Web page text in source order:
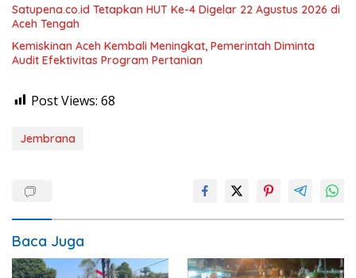
Satupena.co.id Tetapkan HUT Ke-4 Digelar 22 Agustus 2026 di
Aceh Tengah
Kemiskinan Aceh Kembali Meningkat, Pemerintah Diminta
Audit Efektivitas Program Pertanian
Post Views: 68
Jembrana
Baca Juga